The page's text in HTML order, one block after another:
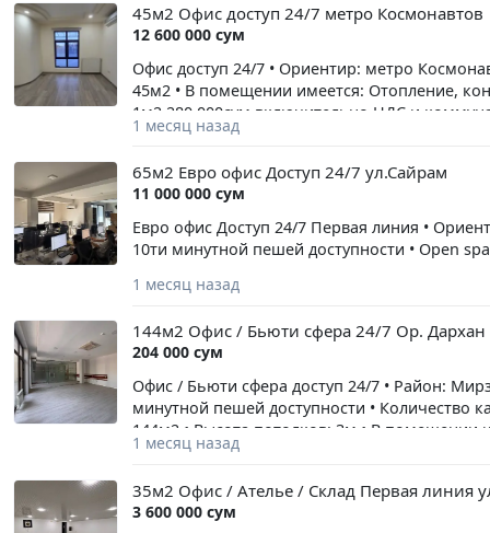
45м2 Офис доступ 24/7 метро Космонавтов
12 600 000 сум
Офис доступ 24/7 • Ориентир: метро
45м2 • В помещении имеется: Отопление,
1м2 280.000сум включительно НДС и
50% от одного месяца аренды
1 месяц назад
65м2 Евро офис Доступ 24/7 ул.Сайрам
11 000 000 сум
Евро офис Доступ 24/7 Первая линия •
10ти минутной пешей доступности • Open
1 месяц назад
144м2 Офис / Бьюти сфера 24/7 Ор. Дархан
204 000 сум
Офис / Бьюти сфера доступ 24/7 • Район:
минутной пешей доступности • Количество
144м2 • Высота потолков: 3м • В помещении
этаже, лифт, охрана Цена указана за 1м2
1 месяц назад
35м2 Офис / Ателье / Склад Первая линия
3 600 000 сум